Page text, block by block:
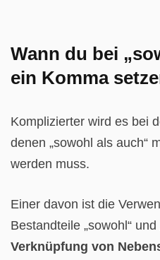
Wann du bei
ein Komma
Komplizierter wird es bei
denen „sowohl als auch“
werden muss.
Einer davon ist die
Bestandteile „sowohl“ und
Verknüpfung von